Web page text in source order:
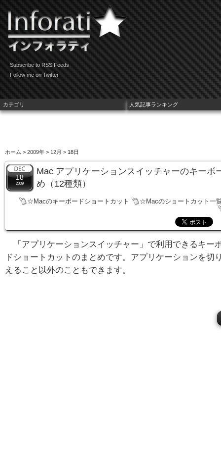
Subscribe to RSS Feeds
Follow me on Twitter
ホーム > 2009年 > 12月 > 18日
18
2009
Mac アプリケーションスイッチャーのキーボ
め（12種類）
☆Macのキーボードショートカット ☆Macのショートカット一
「アプリケーションスイッチャー」で利用できるキー
ドショートカットのまとめです。アプリケーションを切
えること以外のこともできます。
カテゴリ 人気記事ランキング